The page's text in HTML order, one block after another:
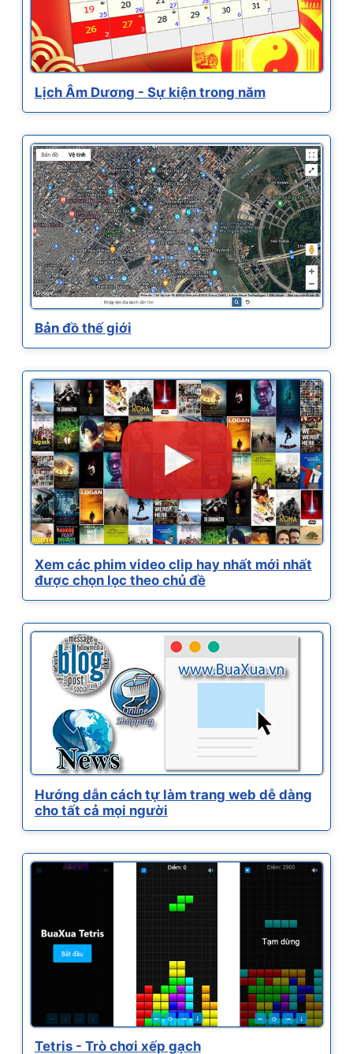
Lịch Âm Dương - Sự kiện trong năm
Bản đồ thế giới
Xem các phim video clip hay nhất mới nhất
được chọn lọc theo chủ đề
Hướng dẫn cách tự làm trang web dễ dàng
cho tất cả mọi người
Tetris - Trò chơi xếp gạch